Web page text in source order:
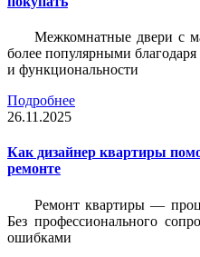
Межкомнатные двери с
более популярными
и функциональности
Подробнее
26.11.2025
Как дизайнер квартиры
ремонте
Ремонт квартиры —
Без профессионального
ошибками